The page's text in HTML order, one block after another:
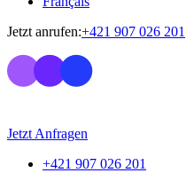
Jetzt anrufen:+421 907 026 201
Jetzt Anfragen
+421 907 026 201